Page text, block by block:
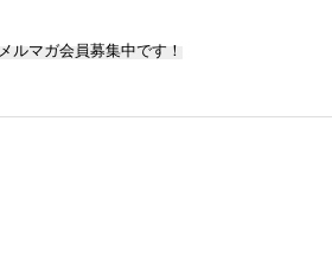
メルマガ会員募集中です！